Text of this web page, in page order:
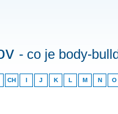
- co je body-
CH I J K L M N O